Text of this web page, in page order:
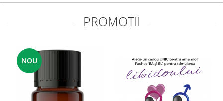
PROMOTII
NOU